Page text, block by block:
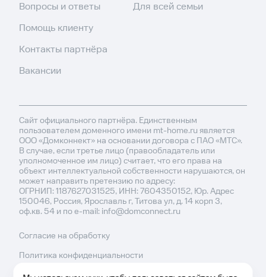
Вопросы и ответы
Помощь клиенту
Контакты партнёра
Вакансии
Для всей семьи
Сайт официального партнёра. Единственным
пользователем доменного имени mt-home.ru является
ООО «Домконнект» на основании договора с ПАО «МТС».
В случае, если третье лицо (правообладатель или
уполномоченное им лицо) считает, что его права на
объект интеллектуальной собственности нарушаются, он
может направить претензию по адресу:
ОГРНИП: 1187627031525, ИНН: 7604350152, Юр. Адрес
150046, Россия, Ярославль г, Титова ул, д. 14 корп 3,
оф.кв. 54 и по e-mail: info@domconnect.ru
Согласие на обработку
Политика конфиденциальности